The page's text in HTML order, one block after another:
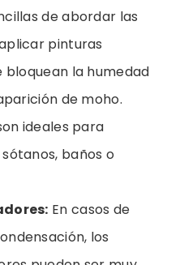
de abordar las
pinturas
bloquean la humedad
de moho.
ideales para
baños o
En casos de
los